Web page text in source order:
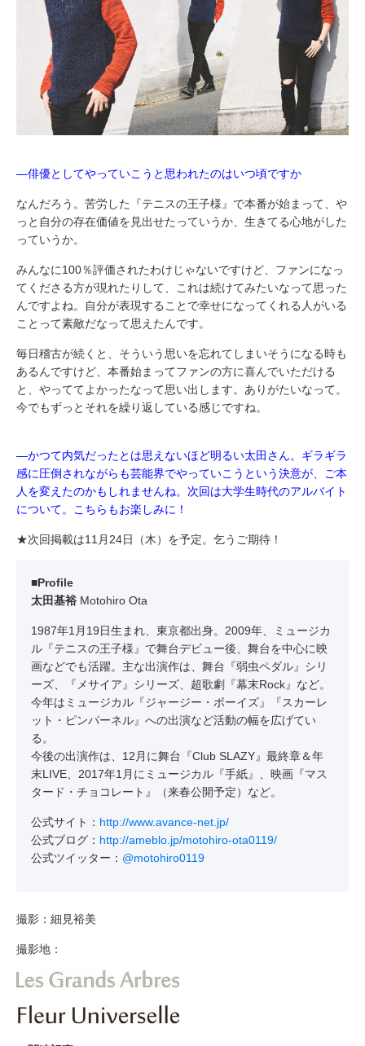
―俳優としてやっていこうと思われたのはいつ頃ですか
なんだろう。苦労した『テニスの王子様』で本番が始まって、や
っと自分の存在価値を見出せたっていうか、生きてる心地がした
っていうか。
みんなに100％評価されたわけじゃないですけど、ファンになっ
てくださる方が現れたりして、これは続けてみたいなって思った
んですよね。自分が表現することで幸せになってくれる人がいる
ことって素敵だなって思えたんです。
毎日稽古が続くと、そういう思いを忘れてしまいそうになる時も
あるんですけど、本番始まってファンの方に喜んでいただける
と、やっててよかったなって思い出します。ありがたいなって。
今でもずっとそれを繰り返している感じですね。
―かつて内気だったとは思えないほど明るい太田さん。ギラギラ
感に圧倒されながらも芸能界でやっていこうという決意が、ご本
人を変えたのかもしれませんね。次回は大学生時代のアルバイト
について。こちらもお楽しみに！
★次回掲載は11月24日（木）を予定。乞うご期待！
■Profile
太田基裕 Motohiro Ota
1987年1月19日生まれ、東京都出身。2009年、ミュージカ
ル『テニスの王子様』で舞台デビュー後、舞台を中心に映
画などでも活躍。主な出演作は、舞台『弱虫ペダル』シリ
ーズ、『メサイア』シリーズ、超歌劇『幕末Rock』など。
今年はミュージカル『ジャージー・ボーイズ』『スカーレ
ット・ピンパーネル』への出演など活動の幅を広げてい
る。
今後の出演作は、12月に舞台『Club SLAZY』最終章＆年
末LIVE、2017年1月にミュージカル『手紙』、映画『マス
タード・チョコレート』（来春公開予定）など。
公式サイト： http://www.avance-net.jp/
公式ブログ： http://ameblo.jp/motohiro-ota0119/
公式ツイッター： @motohiro0119
撮影：細見裕美
撮影地：